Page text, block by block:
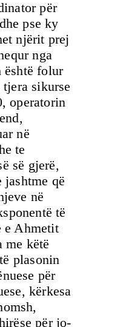
për
pse ky
njërit prej
nga
folur
sikurse
operatorin
në
te
së gjerë,
që
në
të
e Ahmetit
me këtë
plasonin
për
kërkesa
për jo-